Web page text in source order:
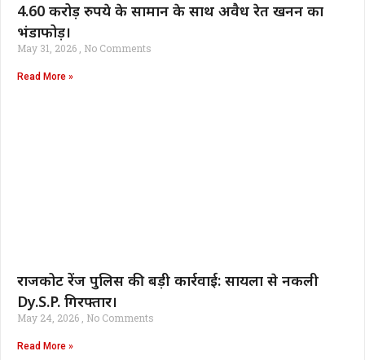
4.60 करोड़ रुपये के सामान के साथ अवैध रेत खनन का
भंडाफोड़।
May 31, 2026 No Comments
Read More »
राजकोट रेंज पुलिस की बड़ी कार्रवाई: सायला से नकली
Dy.S.P. गिरफ्तार।
May 24, 2026 No Comments
Read More »